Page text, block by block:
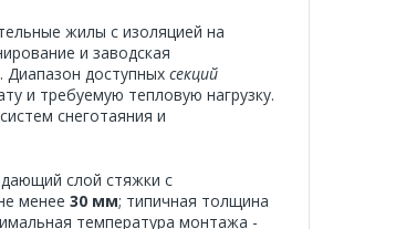
жилы с изоляцией на
и заводская
доступных секций
и требуемую тепловую нагрузку.
снеготаяния и
слой стяжки с
менее 30 мм; типичная толщина
температура монтажа -